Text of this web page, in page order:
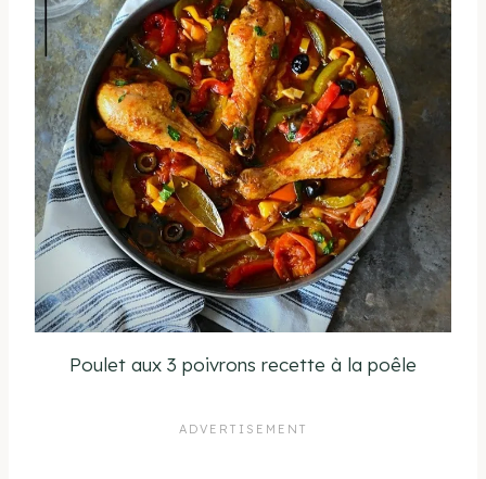
Poulet aux 3 poivrons recette à la poêle